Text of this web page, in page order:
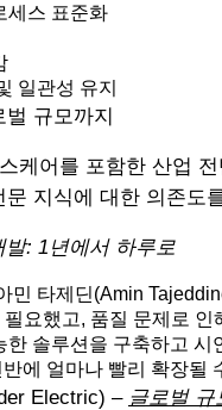
세스 표준화
일관성 유지
규모까지
케어를 포함한 산업
지식에 대한 의존도
: 1년에서 하루로
민 타제딘(Amin
요했고, 품질 문제로
솔루션을 구축하고
에 얼마나 빨리 확장될
Electric) – 글로벌